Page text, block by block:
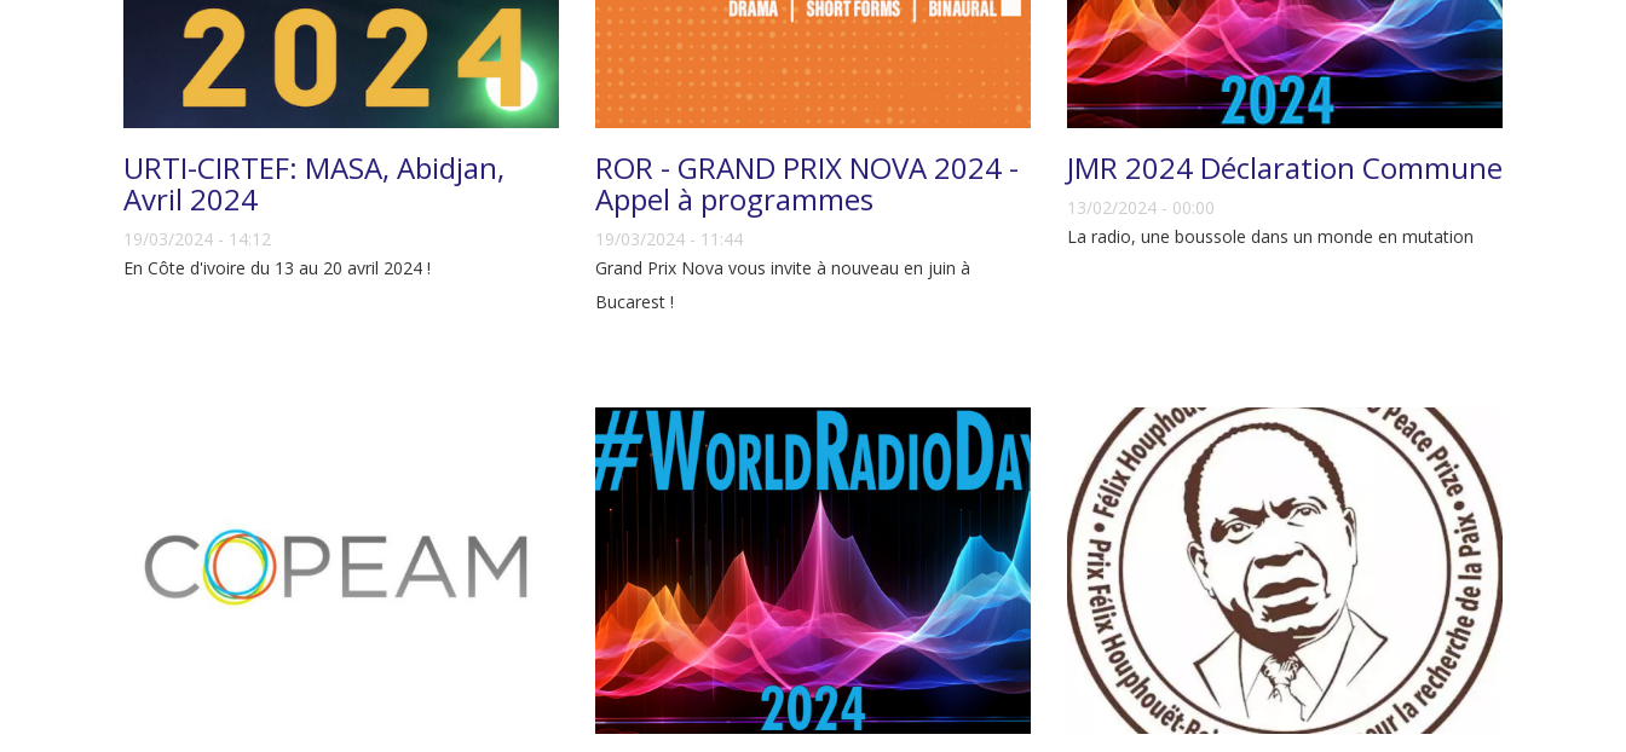
URTI-CIRTEF: MASA, Abidjan,
Avril 2024
19/03/2024 - 14:12
En Côte d'ivoire du 13 au 20 avril 2024 !
ROR - GRAND PRIX NOVA 2024 -
Appel à programmes
19/03/2024 - 11:44
Grand Prix Nova vous invite à nouveau en juin à
Bucarest !
JMR 2024 Déclaration Commune
13/02/2024 - 00:00
La radio, une boussole dans un monde en mutation